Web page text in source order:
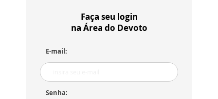
Faça seu login
na Área do Devoto
E-mail:
Senha: